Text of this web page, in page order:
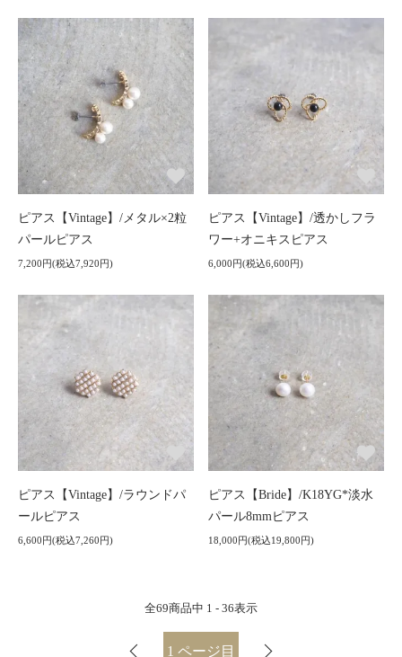
ピアス【Vintage】/メタル×2粒
パールピアス
7,200円(税込7,920円)
ピアス【Vintage】/透かしフラ
ワー+オニキスピアス
6,000円(税込6,600円)
ピアス【Vintage】/ラウンドパ
ールピアス
6,600円(税込7,260円)
ピアス【Bride】/K18YG*淡水
パール8mmピアス
18,000円(税込19,800円)
全69商品中 1 - 36表示
1 ページ目